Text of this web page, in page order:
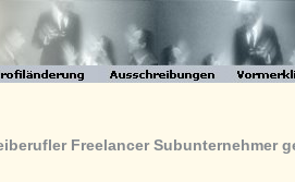
Freelancer Subunternehmer